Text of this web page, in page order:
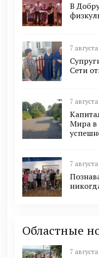
В
7
Сети
7
Мира в
7
Областные
7